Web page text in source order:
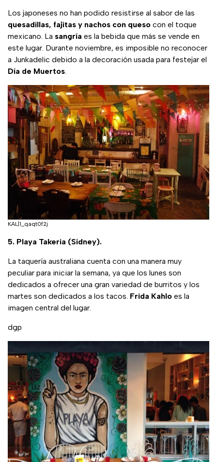
Los japoneses no han podido resistirse al sabor de las
quesadillas, fajitas y nachos con queso con el toque
mexicano. La sangría es la bebida que más se vende en
este lugar. Durante noviembre, es imposible no reconocer
a Junkadelic debido a la decoración usada para festejar el
Día de Muertos
KAL|1_qaqt0f2j
5. Playa Takeria (Sídney).
La taquería australiana cuenta con una manera muy
peculiar para iniciar la semana, ya que los lunes son
dedicados a ofrecer una gran variedad de burritos y los
martes son dedicados a los tacos. Frida Kahlo es la
imagen central del lugar.
dgp